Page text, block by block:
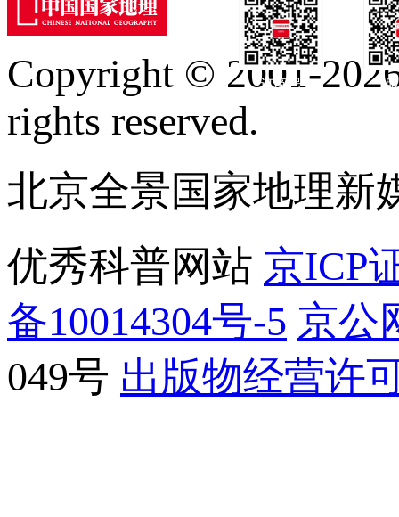
订阅号
Copyright © 2001-
rights reserved.
北京全景国家地理新
优秀科普网站 京ICP
备10014304号-5 京公
049号 出版物经营许